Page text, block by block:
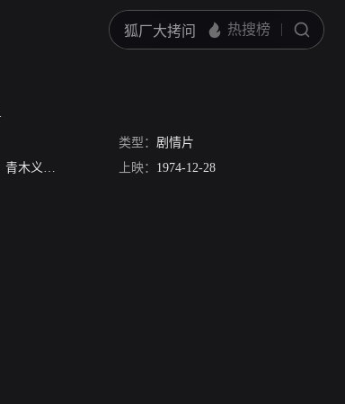
类型： 剧情片
青木义朗 仲谷升 芹明香 司美智子
上映： 1974-12-28